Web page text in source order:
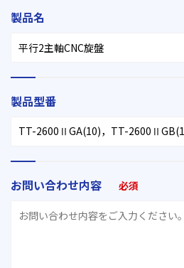
製品名
製品型番
お問い合わせ内容 必須